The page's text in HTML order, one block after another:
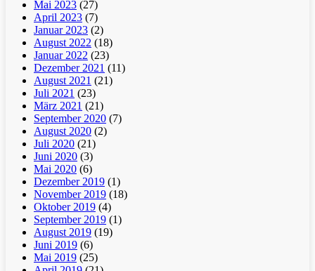
Mai 2023 (27)
April 2023 (7)
Januar 2023 (2)
August 2022 (18)
Januar 2022 (23)
Dezember 2021 (11)
August 2021 (21)
Juli 2021 (23)
März 2021 (21)
September 2020 (7)
August 2020 (2)
Juli 2020 (21)
Juni 2020 (3)
Mai 2020 (6)
Dezember 2019 (1)
November 2019 (18)
Oktober 2019 (4)
September 2019 (1)
August 2019 (19)
Juni 2019 (6)
Mai 2019 (25)